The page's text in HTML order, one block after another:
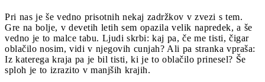
Pri nas je še vedno prisotnih nekaj zadržkov v zvezi s tem.
Gre na bolje, v devetih letih sem opazila velik napredek, a še
vedno je to malce tabu. Ljudi skrbi: kaj pa, če me tisti, čigar
oblačilo nosim, vidi v njegovih cunjah? Ali pa stranka vpraša:
Iz katerega kraja pa je bil tisti, ki je to oblačilo prinesel? Še
sploh je to izrazito v manjših krajih.